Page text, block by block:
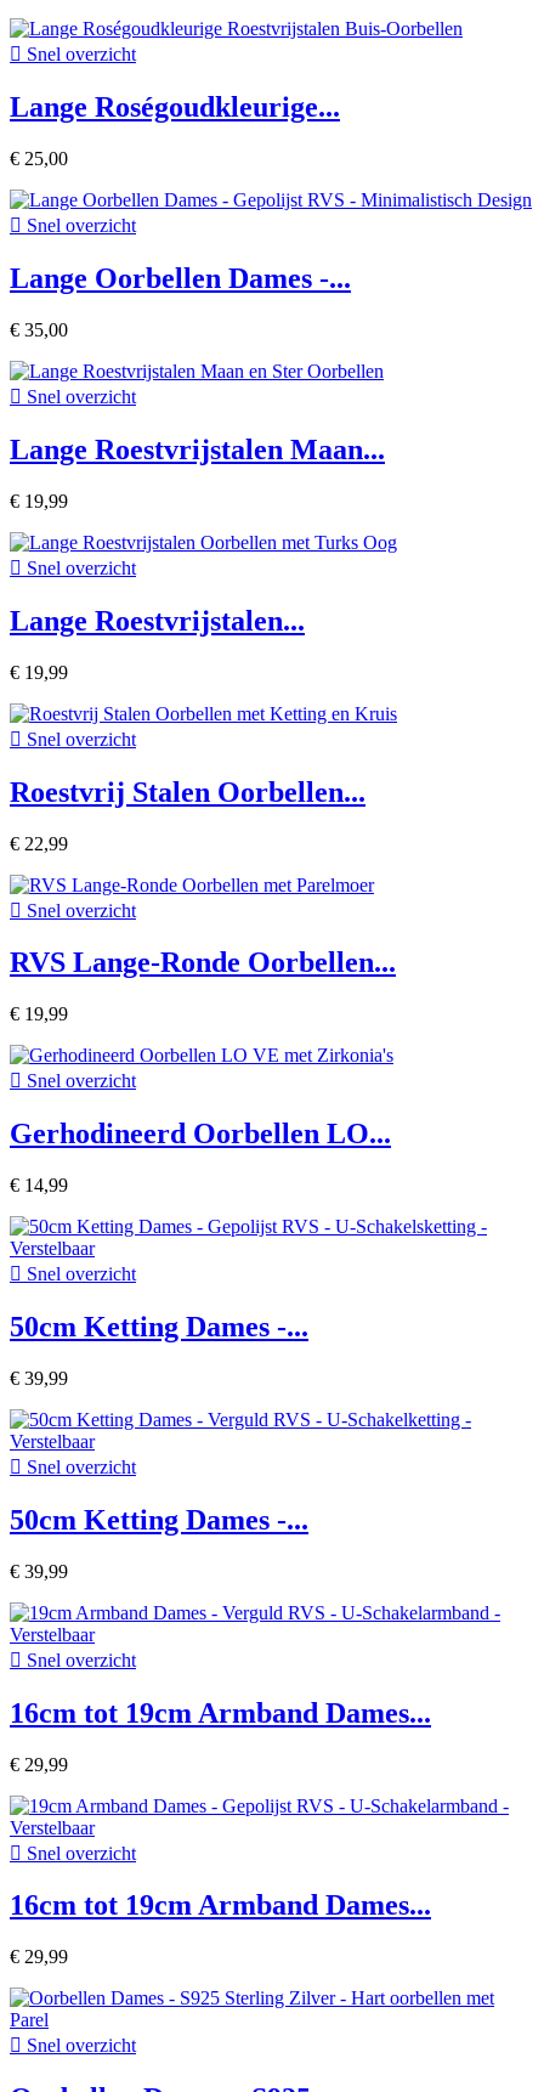
 Snel overzicht
Lange Roségoudkleurige...
€ 25,00
 Snel overzicht
Lange Oorbellen Dames -...
€ 35,00
 Snel overzicht
Lange Roestvrijstalen Maan...
€ 19,99
 Snel overzicht
Lange Roestvrijstalen...
€ 19,99
 Snel overzicht
Roestvrij Stalen Oorbellen...
€ 22,99
 Snel overzicht
RVS Lange-Ronde Oorbellen...
€ 19,99
 Snel overzicht
Gerhodineerd Oorbellen LO...
€ 14,99
 Snel overzicht
50cm Ketting Dames -...
€ 39,99
 Snel overzicht
50cm Ketting Dames -...
€ 39,99
 Snel overzicht
16cm tot 19cm Armband Dames...
€ 29,99
 Snel overzicht
16cm tot 19cm Armband Dames...
€ 29,99
 Snel overzicht